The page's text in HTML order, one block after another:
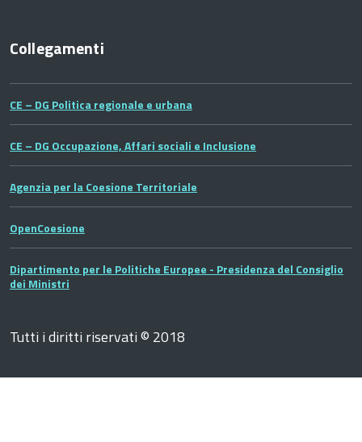
Collegamenti
CE – DG Politica regionale e urbana
CE – DG Occupazione, Affari sociali e Inclusione
Agenzia per la Coesione Territoriale
OpenCoesione
Dipartimento per le Politiche Europee - Presidenza del Consiglio
dei Ministri
Tutti i diritti riservati © 2018